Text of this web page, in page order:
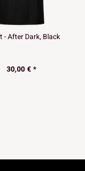
- After Dark, Black
30,00 € *